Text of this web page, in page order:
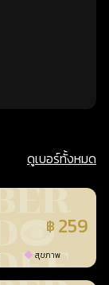
ดูเบอร์ทั้งหมด
฿ 259
สุขภาพ